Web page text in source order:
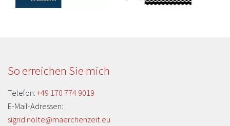
So erreichen Sie mich
Telefon: +49 170 774 9019
E-Mail-Adressen:
sigrid.nolte@maerchenzeit.eu